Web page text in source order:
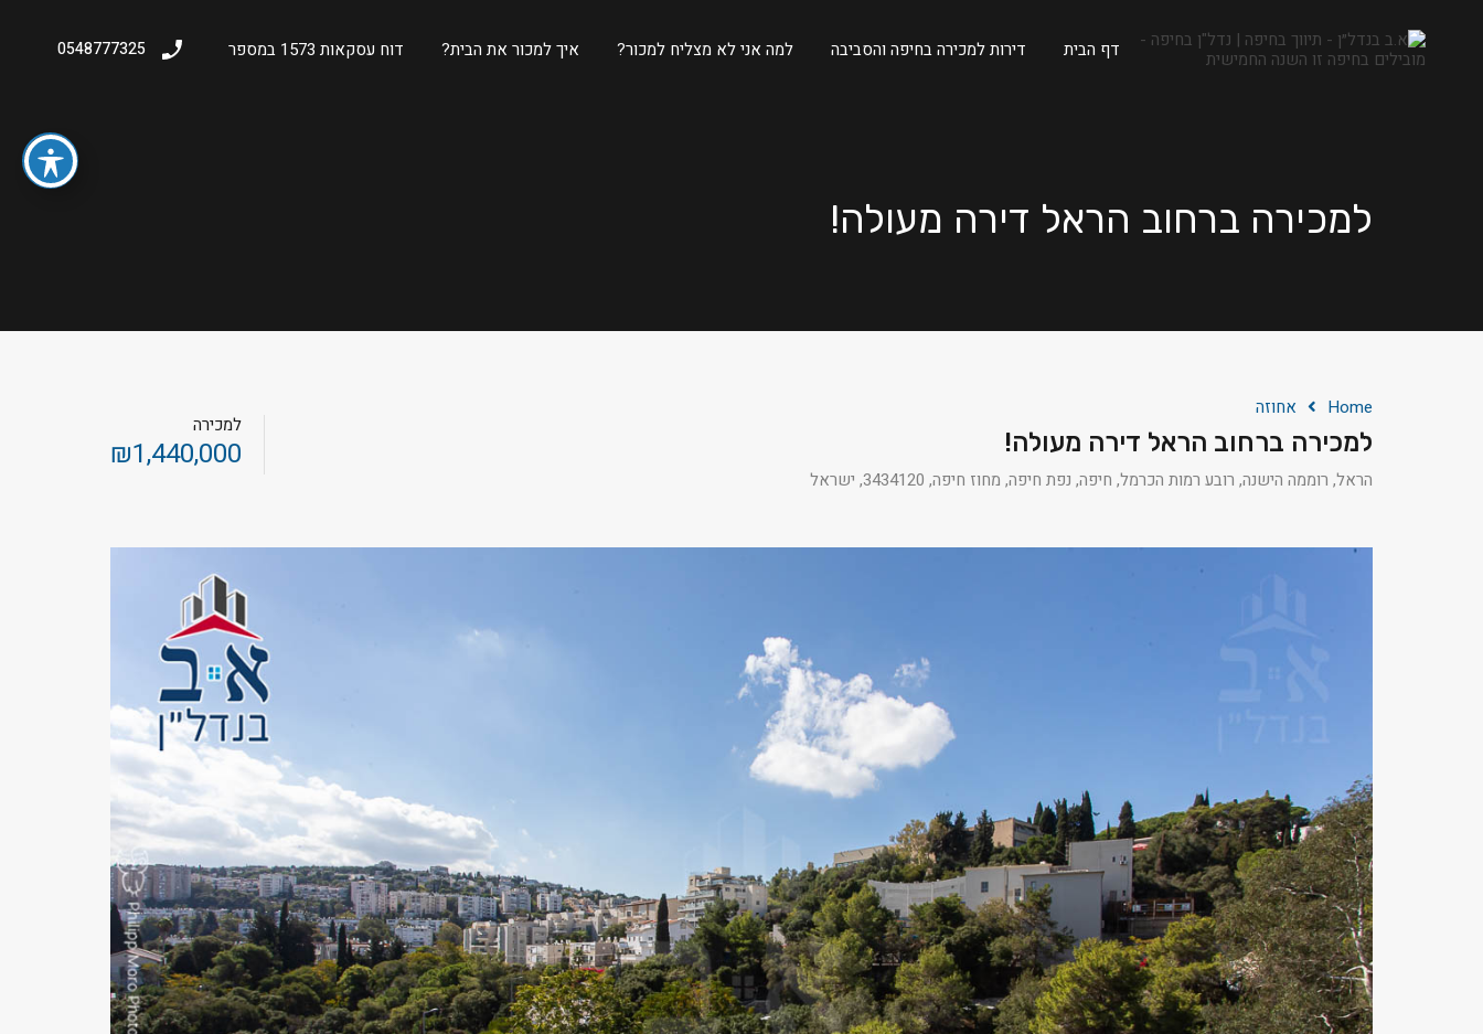
דף הבית דירות למכירה בחיפה והסביבה למה אני לא מצליח למכור? איך למכור את הבית? דוח עסקאות 1573 במספר 0548777325
למכירה ברחוב הראל דירה מעולה!
Home אחוזה
למכירה ברחוב הראל דירה מעולה!
הראל, רוממה הישנה, רובע רמות הכרמל, חיפה, נפת חיפה, מחוז חיפה, 3434120, ישראל
למכירה
₪1,440,000